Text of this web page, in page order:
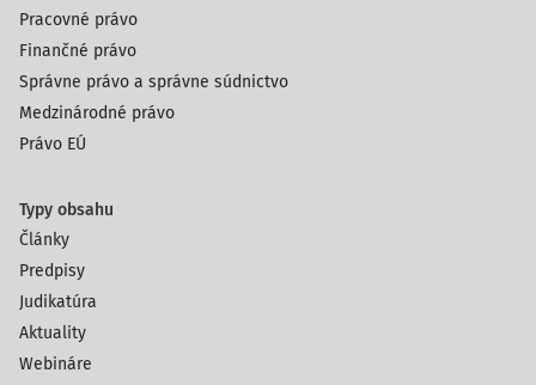
Pracovné právo
Finančné právo
Správne právo a správne súdnictvo
Medzinárodné právo
Právo EÚ
Typy obsahu
Články
Predpisy
Judikatúra
Aktuality
Webináre